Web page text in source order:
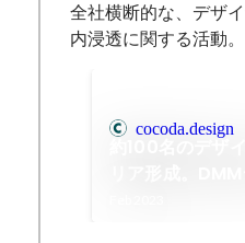
全社横断的な、デザ
内浸透に関する活動。
cocoda.design